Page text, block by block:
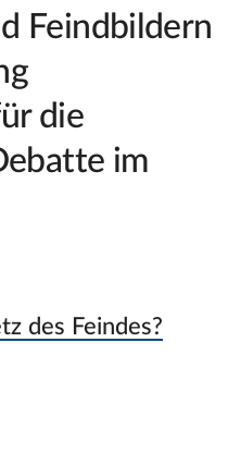
Feindbildern
die
im
des Feindes?